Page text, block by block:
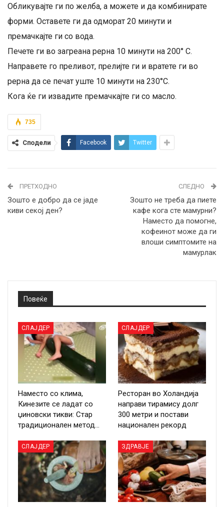
Обликувајте ги по желба, а можете и да комбинирате
форми. Оставете ги да одморат 20 минути и
премачкајте ги со вода.
Печете ги во загреана рерна 10 минути на 200° C.
Направете го преливот, прелијте ги и вратете ги во
рерна да се печат уште 10 минути на 230°C.
Кога ќе ги извадите премачкајте ги со масло.
735
Сподели Facebook Twitter
ПРЕТХОДНО
Зошто е добро да се јаде
киви секој ден?
СЛЕДНО
Зошто не треба да пиете
кафе кога сте мамурни?
Наместо да помогне,
кофеинот може да ги
влоши симптомите на
мамурлак
Повеќе
СЛАЈДЕР
Наместо со клима,
Кинезите се ладат со
џиновски тикви: Стар
традиционален метод…
СЛАЈДЕР
Ресторан во Холандија
направи тирамису долг
300 метри и постави
национален рекорд
СЛАЈДЕР ЗДРАВЈЕ